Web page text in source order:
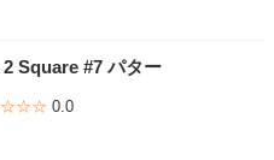
Square #7 パター
0.0